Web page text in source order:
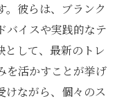
のアドバイス
院の魅力
イント
を開く！大阪市
。彼らは、ブランク
バイスや実践的なテ
として、最新のトレ
を活かすことが挙げ
けながら、個々のス